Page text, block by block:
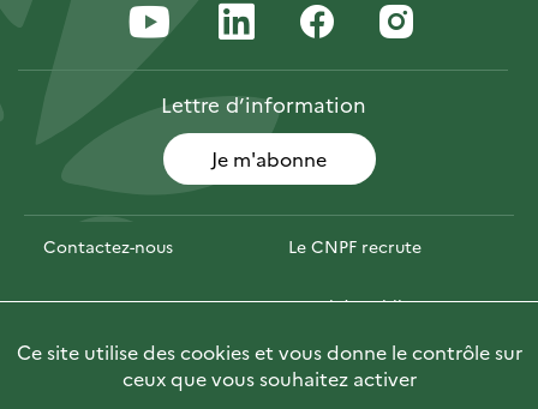
Lettred’information
Je m'abonne
Contactez-nous Le CNPF recrute
Espace presse Marchés publics
Photofor 🇬🇧 Briefly in English
Ce site utilise des cookies et vous donne le contrôle sur
ceux que vous souhaitez activer